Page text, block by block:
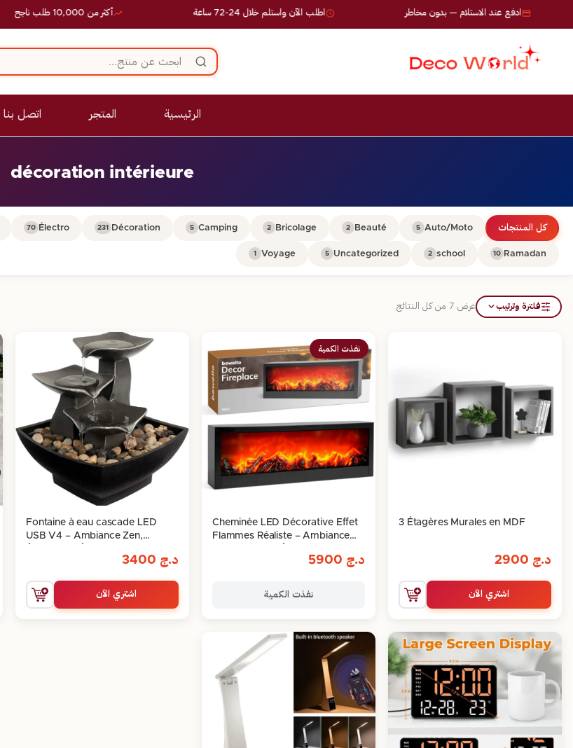
أكثر من 10,000 طلب ناجح اطلب الآن واستلم خلال 24-72 ساعة ادفع عند الاستلام — بدون مخاطر
الرئيسية المتجر اتصل بنا
décoration intérieure
كل المنتجات Auto/Moto
5
Beauté
2
Bricolage
2
Camping
5
Décoration
231
Électro
70
Ramadan
10
school
2
Uncategorized
5
Voyage
1
فلترة وترتيب عرض ⁦7⁩ من كل النتائج
3 Étagères Murales en MDF
د.ج
اشتري الآن
نفذت الكمية
Cheminée LED Décorative Effet
Flammes Réaliste – Ambiance
د.ج
نفذت الكمية
Fontaine à eau cascade LED
USB V4 – Ambiance Zen,
د.ج
اشتري الآن